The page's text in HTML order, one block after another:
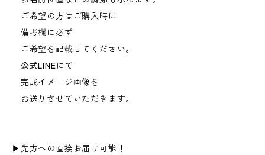
ご希望の方はご購入時に
備考欄に必ず
ご希望を記載してください。
公式LINEにて
完成イメージ画像を
お送りさせていただきます。
▶︎先方への直接お届け可能！